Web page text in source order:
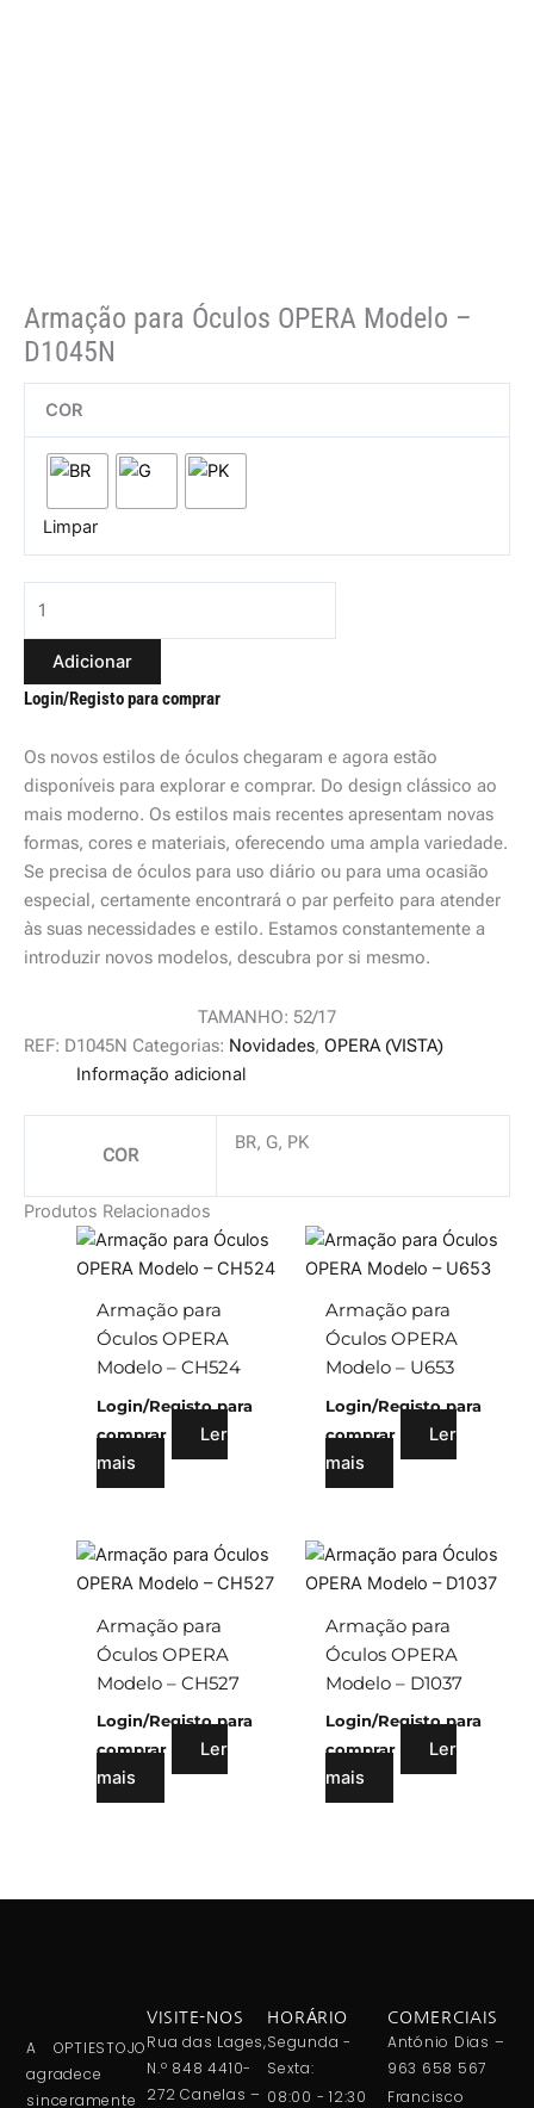
Armação para Óculos OPERA Modelo –
D1045N
COR
Limpar
Adicionar
Login/Registo para comprar
Os novos estilos de óculos chegaram e agora estão
disponíveis para explorar e comprar. Do design clássico ao
mais moderno. Os estilos mais recentes apresentam novas
formas, cores e materiais, oferecendo uma ampla variedade.
Se precisa de óculos para uso diário ou para uma ocasião
especial, certamente encontrará o par perfeito para atender
às suas necessidades e estilo. Estamos constantemente a
introduzir novos modelos, descubra por si mesmo.
TAMANHO: 52/17
REF: D1045N Categorias: Novidades, OPERA (VISTA)
Informação adicional
COR
BR, G, PK
Produtos Relacionados
Armação para
Óculos OPERA
Modelo – CH524
Login/Registo para
comprar
Ler
mais
Armação para
Óculos OPERA
Modelo – U653
Login/Registo para
comprar
Ler
mais
Armação para
Óculos OPERA
Modelo – CH527
Login/Registo para
comprar
Ler
mais
Armação para
Óculos OPERA
Modelo – D1037
Login/Registo para
comprar
Ler
mais
A OPTIESTOJO
agradece
sinceramente
VISITE-NOS
Rua das Lages,
N.º 848 4410-
272 Canelas –
HORÁRIO
Segunda -
Sexta:
08:00 - 12:30
COMERCIAIS
António Dias –
963 658 567
Francisco